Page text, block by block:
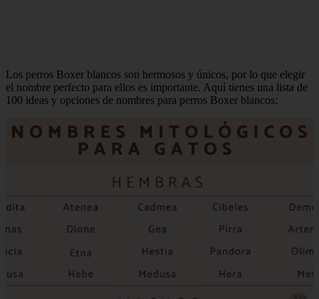
Los perros Boxer blancos son hermosos y únicos, por lo que elegir
el nombre perfecto para ellos es importante. Aquí tienes una lista de
100 ideas y opciones de nombres para perros Boxer blancos: